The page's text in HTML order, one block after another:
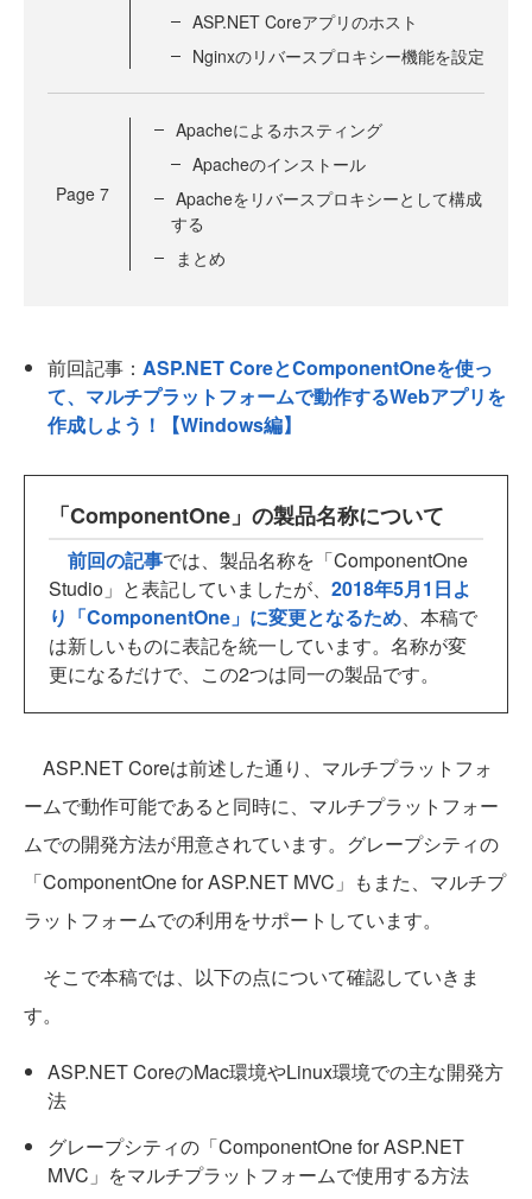
ASP.NET Coreアプリのホスト
Nginxのリバースプロキシー機能を設定
Page 7
Apacheによるホスティング
Apacheのインストール
Apacheをリバースプロキシーとして構成
する
まとめ
前回記事： ASP.NET CoreとComponentOneを使っ
て、マルチプラットフォームで動作するWebアプリを
作成しよう！【Windows編】
「ComponentOne」の製品名称について
前回の記事では、製品名称を「ComponentOne
Studio」と表記していましたが、 2018年5月1日よ
り「ComponentOne」に変更となるため、本稿で
は新しいものに表記を統一しています。名称が変
更になるだけで、この2つは同一の製品です。
ASP.NET Coreは前述した通り、マルチプラットフォ
ームで動作可能であると同時に、マルチプラットフォー
ムでの開発方法が用意されています。グレープシティの
「ComponentOne for ASP.NET MVC」もまた、マルチプ
ラットフォームでの利用をサポートしています。
そこで本稿では、以下の点について確認していきま
す。
ASP.NET CoreのMac環境やLinux環境での主な開発方
法
グレープシティの「ComponentOne for ASP.NET
MVC」をマルチプラットフォームで使用する方法